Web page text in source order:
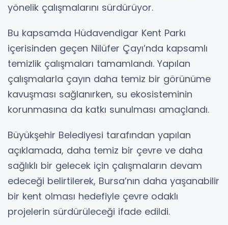
yönelik çalışmalarını sürdürüyor.
Bu kapsamda Hüdavendigar Kent Parkı
içerisinden geçen Nilüfer Çayı’nda kapsamlı
temizlik çalışmaları tamamlandı. Yapılan
çalışmalarla çayın daha temiz bir görünüme
kavuşması sağlanırken, su ekosisteminin
korunmasına da katkı sunulması amaçlandı.
Büyükşehir Belediyesi tarafından yapılan
açıklamada, daha temiz bir çevre ve daha
sağlıklı bir gelecek için çalışmaların devam
edeceği belirtilerek, Bursa’nın daha yaşanabilir
bir kent olması hedefiyle çevre odaklı
projelerin sürdürüleceği ifade edildi.